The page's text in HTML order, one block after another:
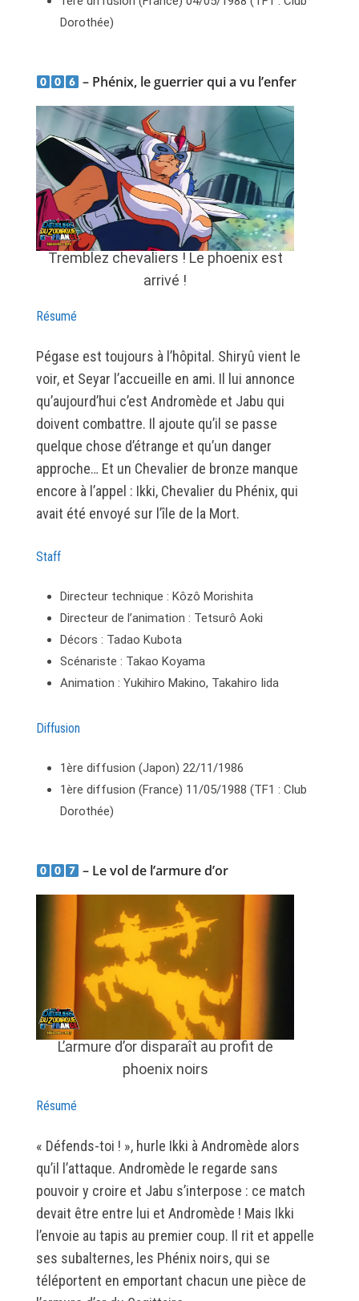
Dorothée)
– Phénix, le guerrier qui a vu l’enfer
Tremblez chevaliers ! Le phoenix est
arrivé !
Résumé
Pégase est toujours à l’hôpital. Shiryû vient le
voir, et Seyar l’accueille en ami. Il lui annonce
qu’aujourd’hui c’est Andromède et Jabu qui
doivent combattre. Il ajoute qu’il se passe
quelque chose d’étrange et qu’un danger
approche… Et un Chevalier de bronze manque
encore à l’appel : Ikki, Chevalier du Phénix, qui
avait été envoyé sur l’île de la Mort.
Staff
Directeur technique : Kôzô Morishita
Directeur de l’animation : Tetsurô Aoki
Décors : Tadao Kubota
Scénariste : Takao Koyama
Animation : Yukihiro Makino, Takahiro Iida
Diffusion
1ère diffusion (Japon) 22/11/1986
1ère diffusion (France) 11/05/1988 (TF1 : Club
Dorothée)
– Le vol de l’armure d’or
L’armure d’or disparaît au profit de
phoenix noirs
Résumé
« Défends-toi ! », hurle Ikki à Andromède alors
qu’il l’attaque. Andromède le regarde sans
pouvoir y croire et Jabu s’interpose : ce match
devait être entre lui et Andromède ! Mais Ikki
l’envoie au tapis au premier coup. Il rit et appelle
ses subalternes, les Phénix noirs, qui se
téléportent en emportant chacun une pièce de